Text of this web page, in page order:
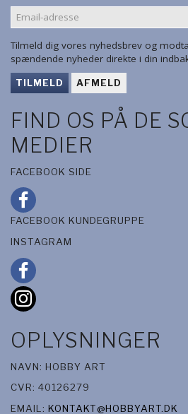
EMAIL-
ADRESSE
Tilmeld dig vores nyhedsbrev og
spændende nyheder direkte i din
TILMELD AFMELD
FIND OS PÅ DE
MEDIER
FACEBOOK SIDE
FACEBOOK KUNDEGRUPPE
INSTAGRAM
OPLYSNINGER
NAVN: HOBBY ART
CVR: 40126279
EMAIL: KONTAKT@HOBBYART.DK